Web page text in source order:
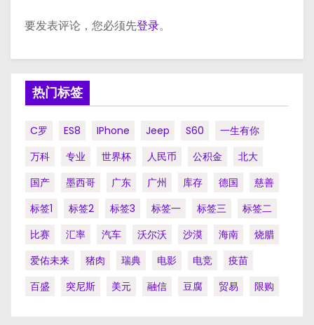
要发表评论，您必须先登录。
热门标签
C罗 ES8 IPhone Jeep S60
一生有你
万科
专业 世界杯 人民币 公积金
北大
国产
墨西哥 广东 广州 库存 德国
慈善
标签1
标签2 标签3 标签一 标签三
标签二
比赛
汇率 汽车 沃尔沃 沙漠 海南
烧腊
爱佑未来
猪肉 瑞典 电影 电竞
疫苗
百盛
突尼斯 美元 融信 豆腐 贸易 限购